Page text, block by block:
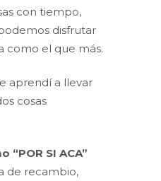
con tiempo,
disfrutar
como el que más.
aprendí a llevar
cosas
“POR SI ACA”
de recambio,